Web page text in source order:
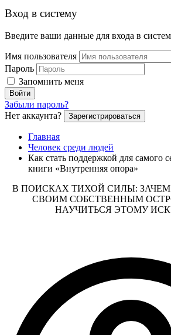
Вход в систему
Введите ваши данные для входа в
Имя пользователя
Пароль
Запомнить меня
Войти
Забыли пароль?
Нет аккаунта?
Зарегистрироваться
Главная
Человек среди людей
Как стать поддержкой для самого
книги «Внутренняя опора»
В ПОИСКАХ ТИХОЙ СИЛЫ:
СВОИМ СОБСТВЕННЫМ
НАУЧИТЬСЯ ЭТОМУ